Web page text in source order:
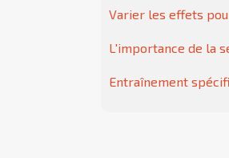
Varier les effets
L'importance de la
Entraînement